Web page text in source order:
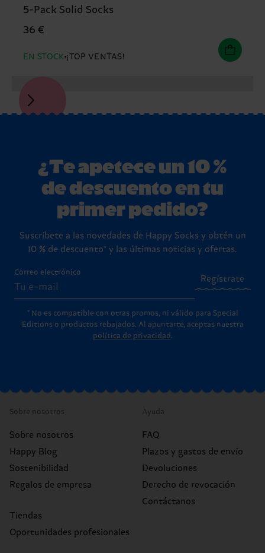
5-Pack Solid Socks
36 €
EN STOCK ¡TOP VENTAS!
¿Te apetece un 10 %
de descuento en tu
primer pedido?
Suscríbete a las novedades de Happy Socks y obtén un
10 % de descuento* y las últimas noticias y ofertas.
Correo electrónico
Regístrate
* No es compatible con otras promos, ni válido para Special
Editions o productos rebajados. Al apuntarte, aceptas nuestra
política de privacidad .
Sobre nosotros
Sobre nosotros
Happy Blog
Sostenibilidad
Regalos de empresa
Tiendas
Oportunidades profesionales
Ayuda
FAQ
Plazos y gastos de envío
Devoluciones
Derecho de revocación
Contáctanos